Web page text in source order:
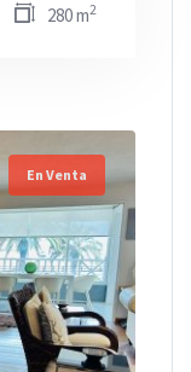
280 m2
En Venta